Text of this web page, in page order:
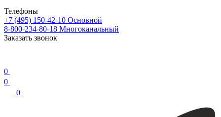
Телефоны
+7 (495) 150-42-10 Основной
8-800-234-80-18 Многоканальный
Заказать звонок
0
0
0